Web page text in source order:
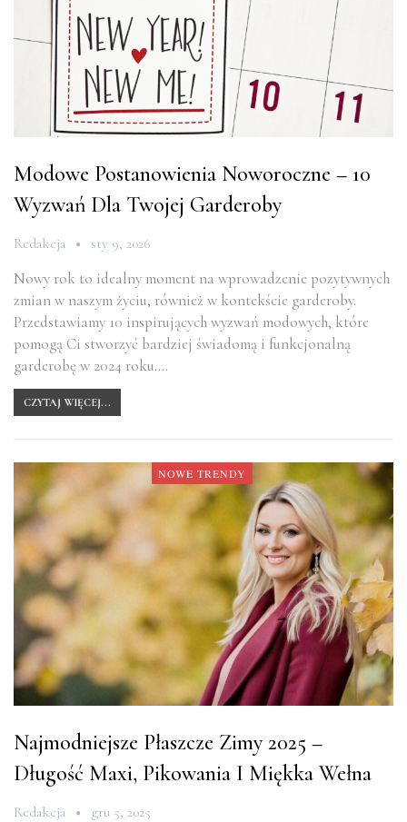
Modowe Postanowienia Noworoczne – 10
Wyzwań Dla Twojej Garderoby
Redakcja sty 9, 2026
Nowy rok to idealny moment na wprowadzenie pozytywnych
zmian w naszym życiu, również w kontekście garderoby.
Przedstawiamy 10 inspirujących wyzwań modowych, które
pomogą Ci stworzyć bardziej świadomą i funkcjonalną
garderobę w 2024 roku.…
CZYTAJ WIĘCEJ...
NOWE TRENDY
Najmodniejsze Płaszcze Zimy 2025 –
Długość Maxi, Pikowania I Miękka Wełna
Redakcja gru 5, 2025